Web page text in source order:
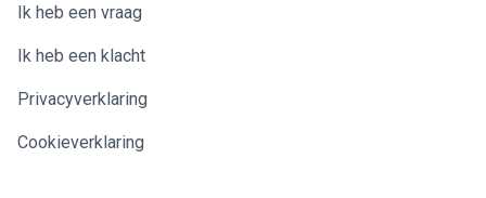
Ik heb een vraag
Ik heb een klacht
Privacyverklaring
Cookieverklaring